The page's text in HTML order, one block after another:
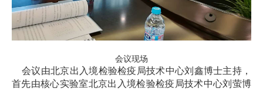
会议现场
会议由北京出入境检验检疫局技术中心刘鑫博士主持，
首先由核心实验室北京出入境检验检疫局技术中心刘萤博